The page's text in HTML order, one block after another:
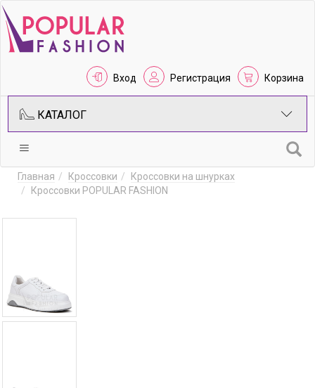
Вход Регистрация Корзина
КАТАЛОГ
Главная Кроссовки
Кроссовки на шнурках
Кроссовки POPULAR FASHION